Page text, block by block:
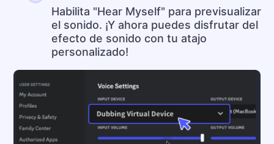
Habilita "Hear Myself" para previsualizar
el sonido. ¡Y ahora puedes disfrutar del
efecto de sonido con tu atajo
personalizado!